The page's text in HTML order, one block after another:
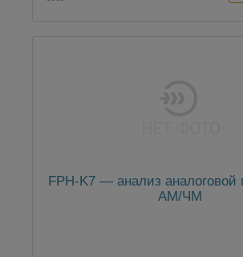
FPH-K7 — анализ аналоговой
АМ/ЧМ